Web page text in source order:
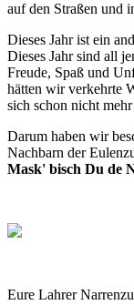
auf den Straßen und
Dieses Jahr ist ein
Dieses Jahr sind all
Freude, Spaß und
hätten wir verkehrte
sich schon nicht mehr
Darum haben wir
Nachbarn der
Mask' bisch Du de
Eure Lahrer